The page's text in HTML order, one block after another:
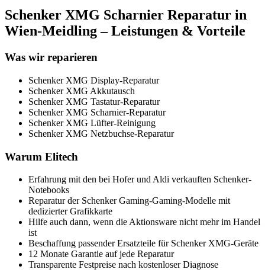
Schenker XMG Scharnier Reparatur in
Wien-Meidling – Leistungen & Vorteile
Was wir reparieren
Schenker XMG Display-Reparatur
Schenker XMG Akkutausch
Schenker XMG Tastatur-Reparatur
Schenker XMG Scharnier-Reparatur
Schenker XMG Lüfter-Reinigung
Schenker XMG Netzbuchse-Reparatur
Warum Elitech
Erfahrung mit den bei Hofer und Aldi verkauften Schenker-
Notebooks
Reparatur der Schenker Gaming-Gaming-Modelle mit
dedizierter Grafikkarte
Hilfe auch dann, wenn die Aktionsware nicht mehr im Handel
ist
Beschaffung passender Ersatzteile für Schenker XMG-Geräte
12 Monate Garantie auf jede Reparatur
Transparente Festpreise nach kostenloser Diagnose